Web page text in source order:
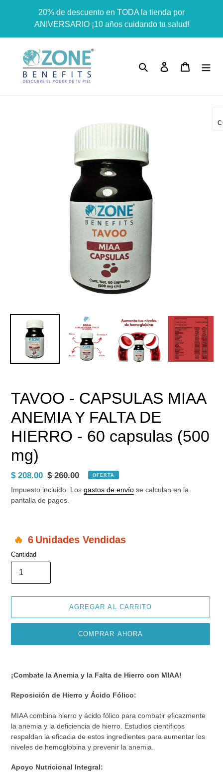
Dummy products title
Surat, Gujarat
directamente
contenido
20% de descuento en TODA la tienda por
ANIVERSARIO ¡10 años cuidando tu salud!
Buscar Ingresar Carrito
TAVOO - CAPSULAS MIAA
ANEMIA Y FALTA DE
HIERRO - 60 capsulas (500
mg)
Precio
de
venta
$ 208.00 Precio
habitual
$ 260.00 OFERTA
Impuesto incluido. Los gastos de envío se calculan en la
pantalla de pagos.
6 Unidades Vendidas
Cantidad
AGREGAR AL CARRITO
COMPRAR AHORA
producto
a
carrito
de
compra
¡Combate la Anemia y la Falta de Hierro con MIAA!
Reposición de Hierro y Ácido Fólico:
MIAA combina hierro y ácido fólico para combatir eficazmente
la anemia y la deficiencia de hierro. Estudios científicos
respaldan la eficacia de estos ingredientes para aumentar los
niveles de hemoglobina y prevenir la anemia.
Apoyo Nutricional Integral: